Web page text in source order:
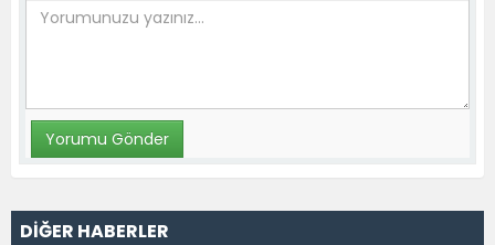
DİĞER HABERLER